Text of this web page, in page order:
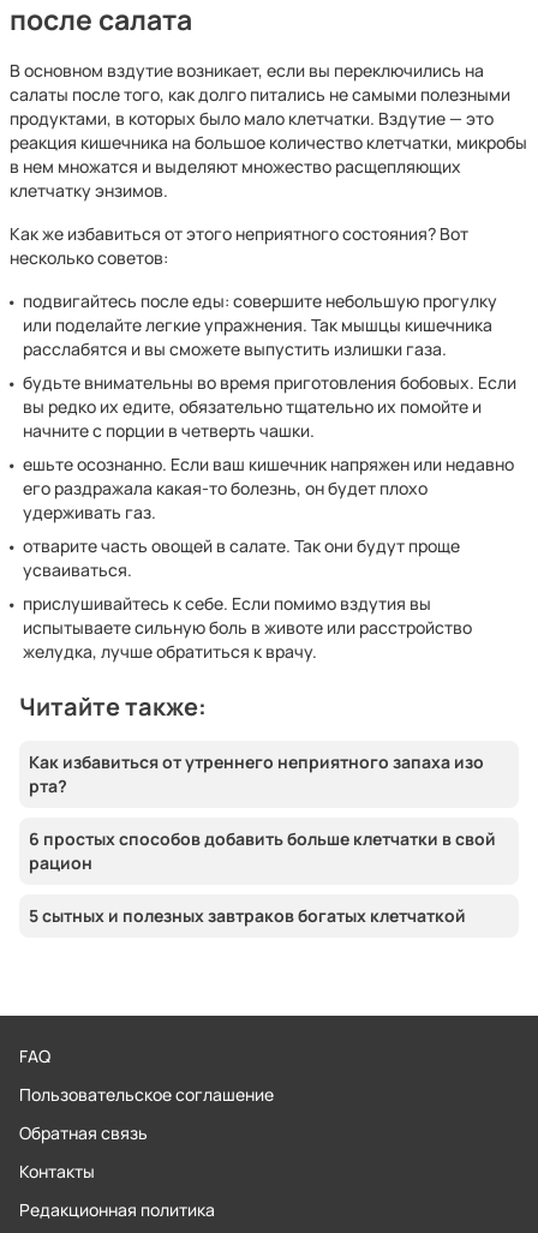
после салата
В основном вздутие возникает, если вы переключились на
салаты после того, как долго питались не самыми полезными
продуктами, в которых было мало клетчатки. Вздутие — это
реакция кишечника на большое количество клетчатки, микробы
в нем множатся и выделяют множество расщепляющих
клетчатку энзимов.
Как же избавиться от этого неприятного состояния? Вот
несколько советов:
подвигайтесь после еды: совершите небольшую прогулку
или поделайте легкие упражнения. Так мышцы кишечника
расслабятся и вы сможете выпустить излишки газа.
будьте внимательны во время приготовления бобовых. Если
вы редко их едите, обязательно тщательно их помойте и
начните с порции в четверть чашки.
ешьте осознанно. Если ваш кишечник напряжен или недавно
его раздражала какая-то болезнь, он будет плохо
удерживать газ.
отварите часть овощей в салате. Так они будут проще
усваиваться.
прислушивайтесь к себе. Если помимо вздутия вы
испытываете сильную боль в животе или расстройство
желудка, лучше обратиться к врачу.
Читайте также:
Как избавиться от утреннего неприятного запаха изо
рта?
6 простых способов добавить больше клетчатки в свой
рацион
5 сытных и полезных завтраков богатых клетчаткой
FAQ
Пользовательское соглашение
Обратная связь
Контакты
Редакционная политика